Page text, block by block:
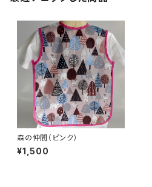
森の仲間（ピンク）
¥1,500